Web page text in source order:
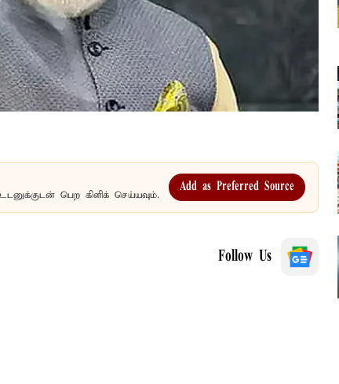
பெற கிளிக் செய்யவும்.
Add as Preferred Source
Follow Us